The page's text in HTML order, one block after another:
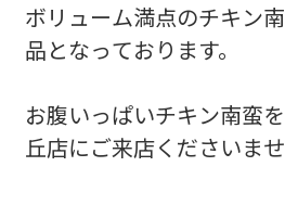
ボリューム満点のチキン
品となっております。
お腹いっぱいチキン南蛮
丘店にご来店くださいませ